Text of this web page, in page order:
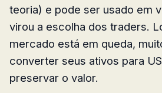
teoria) e pode ser usado em
virou a escolha dos traders.
mercado está em queda,
converter seus ativos para
preservar o valor.